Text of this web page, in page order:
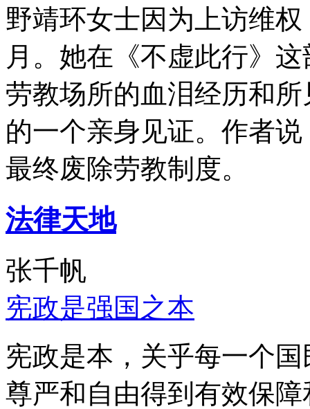
野靖环女士因为上访维
月。她在《不虚此行》
劳教场所的血泪经历和
的一个亲身见证。作者
最终废除劳教制度。
法律天地
张千帆
宪政是强国之本
宪政是本，关乎每一个
尊严和自由得到有效保